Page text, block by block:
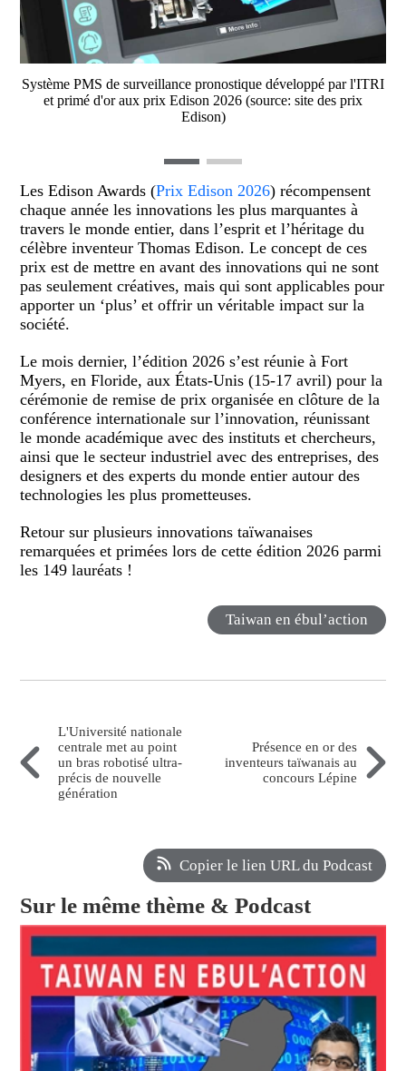
Système PMS de surveillance pronostique développé par l'ITRI
et primé d'or aux prix Edison 2026 (source: site des prix
Edison)
LesEdison Awards (Prix Edison 2026) récompensent
chaque année les innovations les plus marquantes à
travers le monde entier, dans l’esprit et l’héritage du
célèbre inventeur Thomas Edison. Le concept de ces
prix est de mettre en avant des innovations qui ne sont
pas seulement créatives, mais qui sont applicables pour
apporter un ‘plus’ et offrir un véritable impact sur la
société.
Le mois dernier, l’édition 2026 s’est réunie à Fort
Myers, en Floride, aux États-Unis (15-17 avril) pour la
cérémonie de remise de prix organisée en clôture de la
conférence internationale sur l’innovation, réunissant
le monde académique avec des instituts et chercheurs,
ainsi que le secteur industriel avec des entreprises, des
designers et des experts du monde entier autour des
technologies les plus prometteuses.
Retour sur plusieurs innovations taïwanaises
remarquées et primées lors de cette édition 2026 parmi
les 149 lauréats !
Taiwan en ébul’action
L'Université nationale
centrale met au point
un bras robotisé ultra-
précis de nouvelle
génération
Présence en or des
inventeurs taïwanais au
concours Lépine
Copier le lien URL du Podcast
Sur le même thème & Podcast